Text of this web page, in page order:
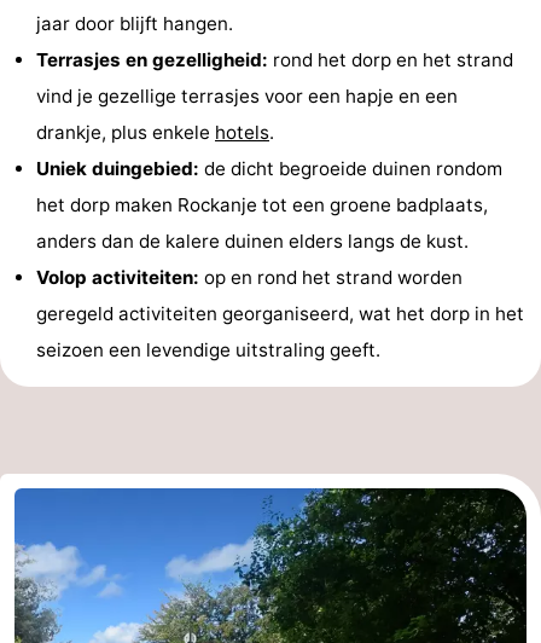
Oosterschelde
Burgh
Haamstede
Natuur
Kop
van
Schouwen
Weer
Contact
jaar door blijft hangen.
Terrasjes en gezelligheid: rond het dorp en het strand
vind je gezellige terrasjes voor een hapje en een
drankje, plus enkele hotels.
Uniek duingebied: de dicht begroeide duinen rondom
het dorp maken Rockanje tot een groene badplaats,
anders dan de kalere duinen elders langs de kust.
Volop activiteiten: op en rond het strand worden
geregeld activiteiten georganiseerd, wat het dorp in het
seizoen een levendige uitstraling geeft.